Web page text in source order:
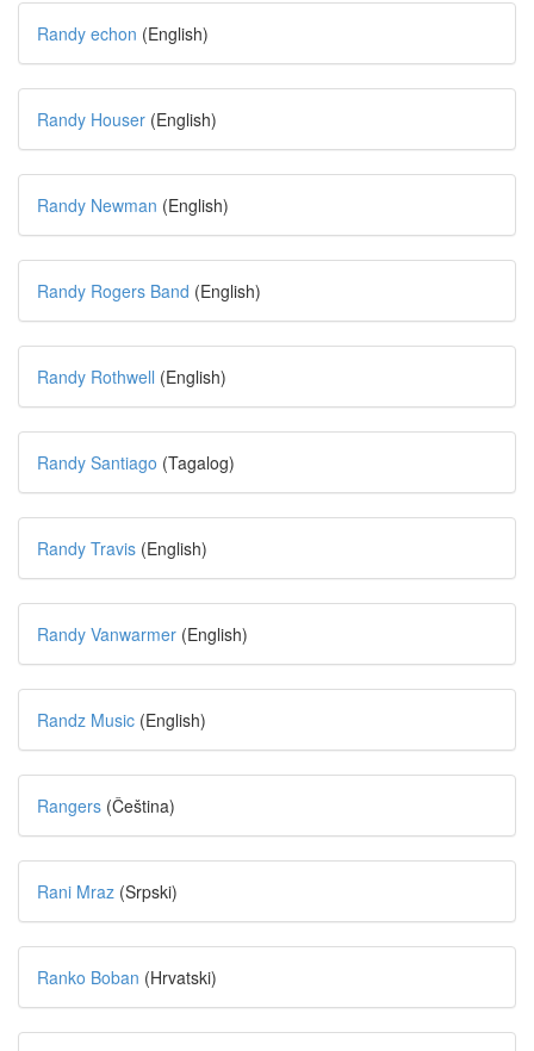
Randy echon (English)
Randy Houser (English)
Randy Newman (English)
Randy Rogers Band (English)
Randy Rothwell (English)
Randy Santiago (Tagalog)
Randy Travis (English)
Randy Vanwarmer (English)
Randz Music (English)
Rangers (Čeština)
Rani Mraz (Srpski)
Ranko Boban (Hrvatski)